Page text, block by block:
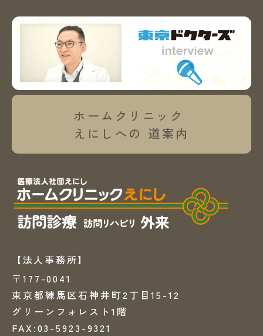
ホームクリニック
えにしへの 道案内
【法人事務所】
〒177-0041
東京都練馬区石神井町2丁目15-12
グリーンフォレスト1階
FAX:03-5923-9321